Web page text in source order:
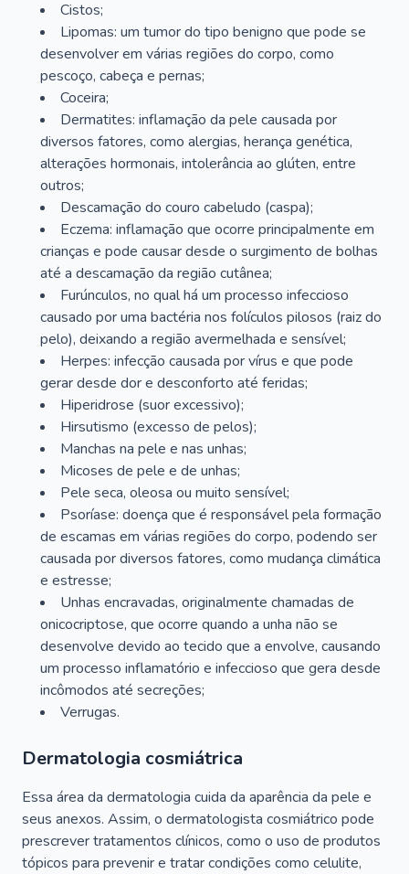
Cistos;
Lipomas: um tumor do tipo benigno que pode se
desenvolver em várias regiões do corpo, como
pescoço, cabeça e pernas;
Coceira;
Dermatites: inflamação da pele causada por
diversos fatores, como alergias, herança genética,
alterações hormonais, intolerância ao glúten, entre
outros;
Descamação do couro cabeludo (caspa);
Eczema: inflamação que ocorre principalmente em
crianças e pode causar desde o surgimento de bolhas
até a descamação da região cutânea;
Furúnculos, no qual há um processo infeccioso
causado por uma bactéria nos folículos pilosos (raiz do
pelo), deixando a região avermelhada e sensível;
Herpes: infecção causada por vírus e que pode
gerar desde dor e desconforto até feridas;
Hiperidrose (suor excessivo);
Hirsutismo (excesso de pelos);
Manchas na pele e nas unhas;
Micoses de pele e de unhas;
Pele seca, oleosa ou muito sensível;
Psoríase: doença que é responsável pela formação
de escamas em várias regiões do corpo, podendo ser
causada por diversos fatores, como mudança climática
e estresse;
Unhas encravadas, originalmente chamadas de
onicocriptose, que ocorre quando a unha não se
desenvolve devido ao tecido que a envolve, causando
um processo inflamatório e infeccioso que gera desde
incômodos até secreções;
Verrugas.
Dermatologia cosmiátrica
Essa área da dermatologia cuida da aparência da pele e
seus anexos. Assim, o dermatologista cosmiátrico pode
prescrever tratamentos clínicos, como o uso de produtos
tópicos para prevenir e tratar condições como celulite,